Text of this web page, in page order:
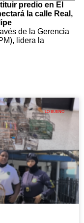
predio en El
la calle Real,
de la Gerencia
lidera la
LO BUENO